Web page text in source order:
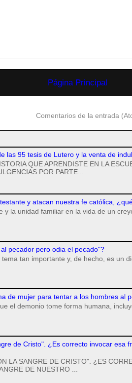
Página Principal
Comentarios de la entrada
las 95 tesis de Lutero y la venta de
QUE APRENDISTE EN LA
POR PARTE...
y atacan nuestra fe católica,
y la unidad familiar en la vida de un
pecador pero odia el pecado"?
tan importante y, de hecho, es un
de mujer para tentar a los hombres al
el demonio tome forma humana,
de Cristo". ¿Es correcto invocar esa
LA SANGRE DE CRISTO". ¿ES
DE NUESTRO ...